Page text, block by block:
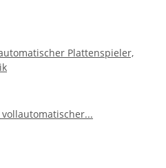
Plattenspieler,